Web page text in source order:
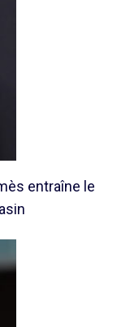
entraîne le